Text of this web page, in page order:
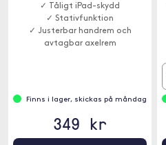
✓ Tåligt iPad-skydd
✓ Stativfunktion
✓ Justerbar handrem och
avtagbar axelrem
Finns i lager, skickas på måndag
349 kr